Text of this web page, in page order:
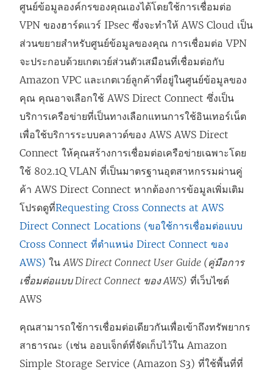
ศูนย์ข้อมูลองค์กรของคุณเองได้โดยใช้การเชื่อมต่อ
VPN ของฮาร์ดแวร์ IPsec ซึ่งจะทำให้ AWS Cloud เป็น
ส่วนขยายสำหรับศูนย์ข้อมูลของคุณ การเชื่อมต่อ VPN
จะประกอบด้วยเกตเวย์ส่วนตัวเสมือนที่เชื่อมต่อกับ
Amazon VPC และเกตเวย์ลูกค้าที่อยู่ในศูนย์ข้อมูลของ
คุณ คุณอาจเลือกใช้ AWS Direct Connect ซึ่งเป็น
บริการเครือข่ายที่เป็นทางเลือกแทนการใช้อินเทอร์เน็ต
เพื่อใช้บริการระบบคลาวด์ของ AWS AWS Direct
Connect ให้คุณสร้างการเชื่อมต่อเครือข่ายเฉพาะโดย
ใช้ 802.1Q VLAN ที่เป็นมาตรฐานอุตสาหกรรมผ่านคู่
ค้า AWS Direct Connect หากต้องการข้อมูลเพิ่มเติม
โปรดดูที่Requesting Cross Connects at AWS
Direct Connect Locations (ขอใช้การเชื่อมต่อแบบ
Cross Connect ที่ตำแหน่ง Direct Connect ของ
AWS) ในAWS Direct Connect User Guide (คู่มือการ
เชื่อมต่อแบบ Direct Connect ของ AWS) ที่เว็บไซต์
AWS
คุณสามารถใช้การเชื่อมต่อเดียวกันเพื่อเข้าถึงทรัพยากร
สาธารณะ (เช่น ออบเจ็กต์ที่จัดเก็บไว้ใน Amazon
Simple Storage Service (Amazon S3) ที่ใช้พื้นที่ที่